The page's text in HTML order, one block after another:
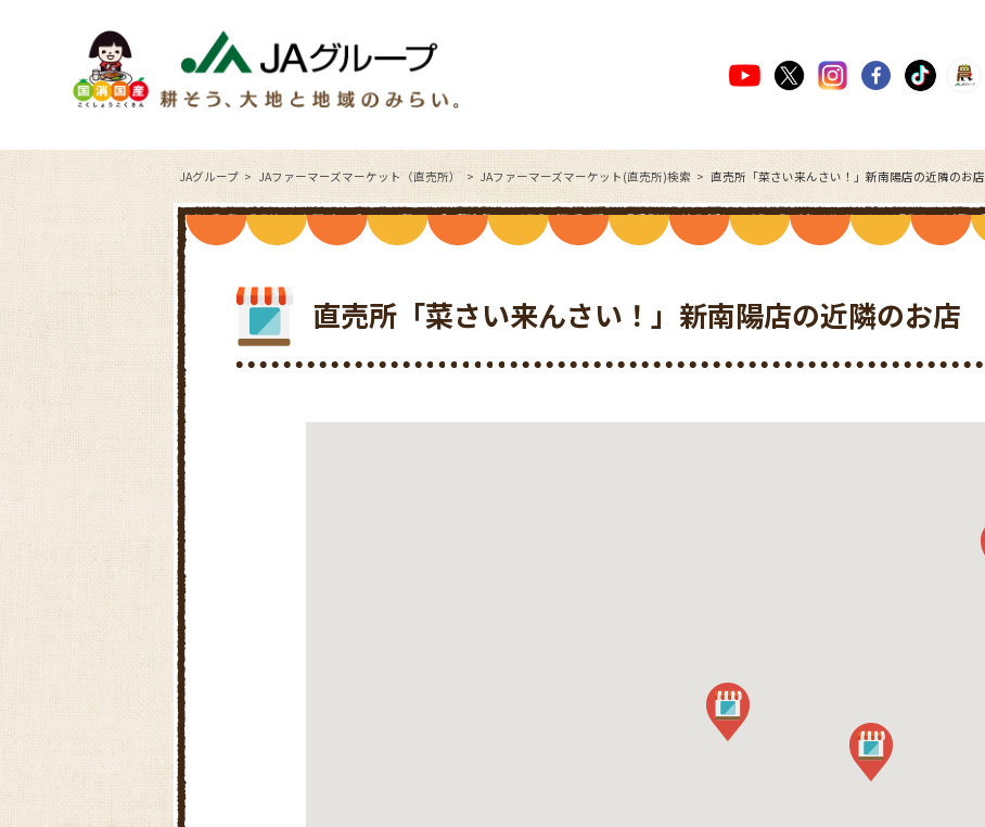
JAグループ JAファーマーズマーケット（直売所） JAファーマーズマーケット(直売所)検索 直売所「菜さい来んさい！」新南陽店の近隣のお店
直売所「菜さい来んさい！」新南陽店の近隣のお店